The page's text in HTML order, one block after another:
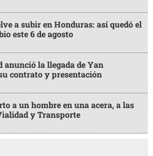
a subir en Honduras: así quedó el
este 6 de agosto
anunció la llegada de Yan
contrato y presentación
a un hombre en una acera, a las
y Transporte